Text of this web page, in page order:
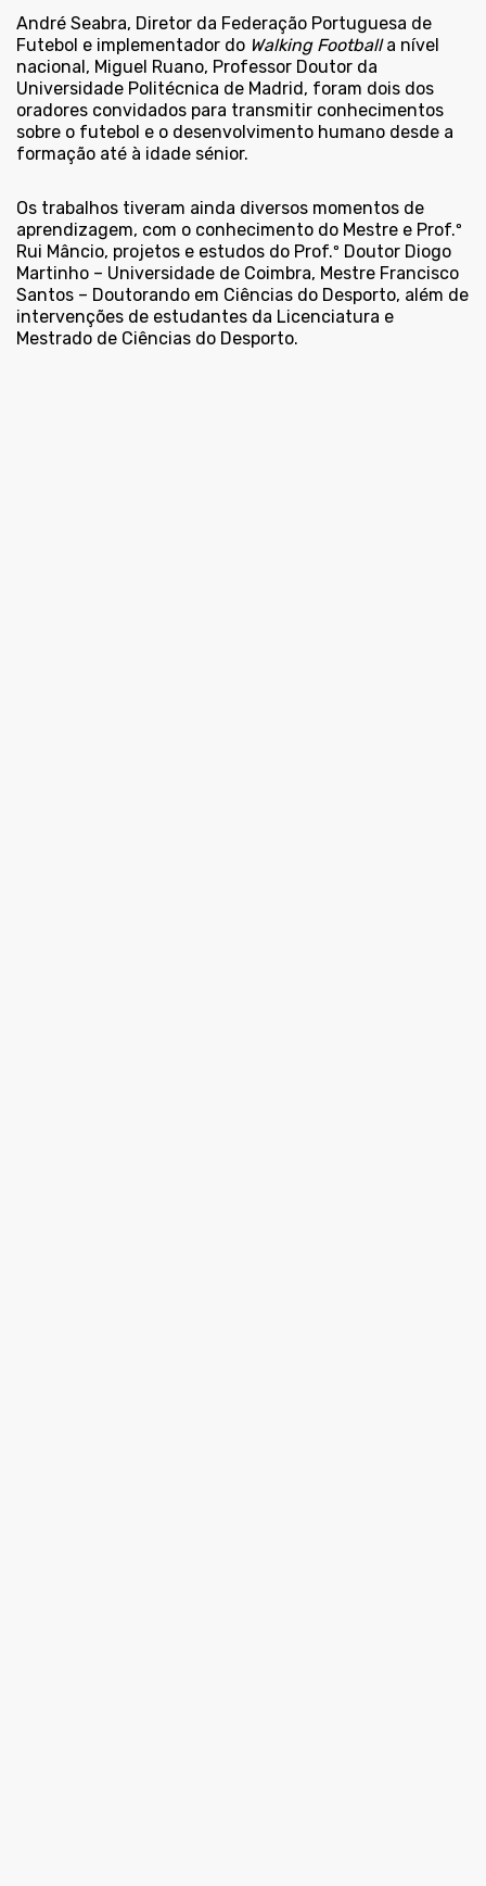
André Seabra, Diretor da Federação Portuguesa de
Futebol e implementador do Walking Footballa nível
nacional, Miguel Ruano, Professor Doutor da
Universidade Politécnica de Madrid, foram dois dos
oradores convidados para transmitir conhecimentos
sobre o futebol e o desenvolvimento humano desde a
formação até à idade sénior.
Os trabalhos tiveram ainda diversos momentos de
aprendizagem, com o conhecimento do Mestre e Prof.º
Rui Mâncio, projetos e estudos do Prof.º Doutor Diogo
Martinho – Universidade de Coimbra, Mestre Francisco
Santos – Doutorando em Ciências do Desporto, além de
intervenções de estudantes da Licenciatura e
Mestrado de Ciências do Desporto.